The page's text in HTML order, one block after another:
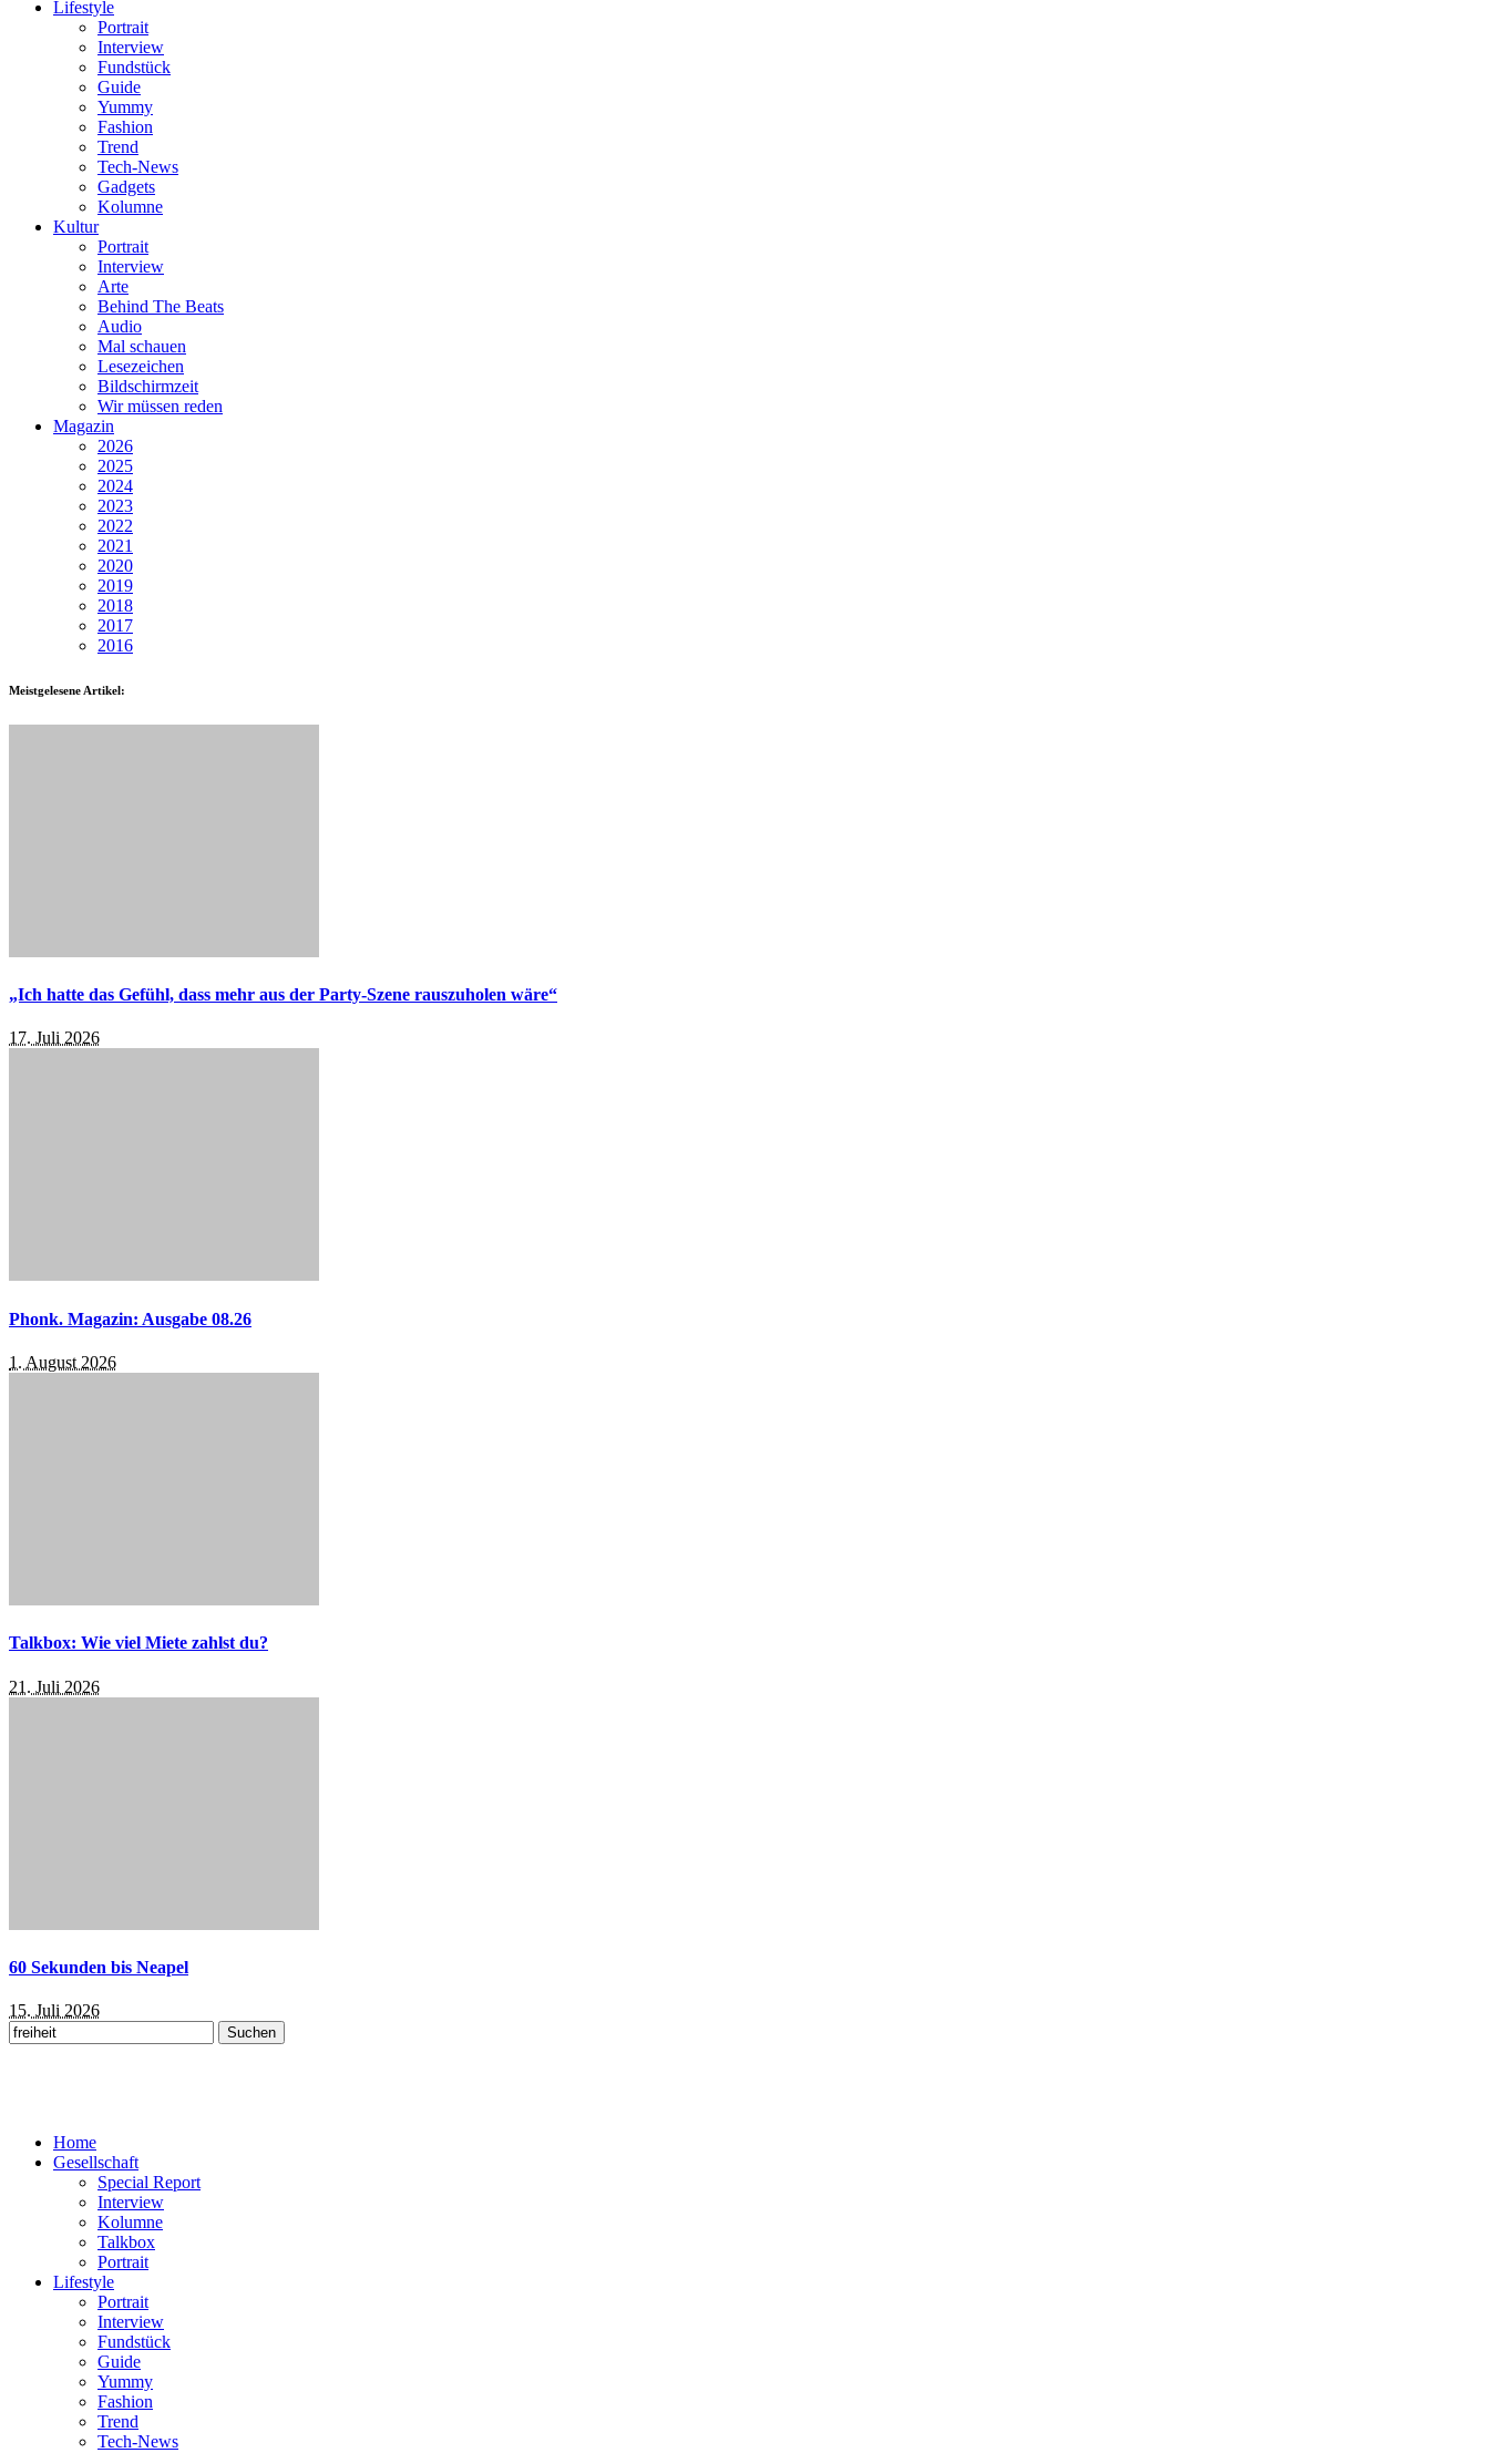
Lifestyle
Portrait
Interview
Fundstück
Guide
Yummy
Fashion
Trend
Tech-News
Gadgets
Kolumne
Kultur
Portrait
Interview
Arte
Behind The Beats
Audio
Mal schauen
Lesezeichen
Bildschirmzeit
Wir müssen reden
Magazin
2026
2025
2024
2023
2022
2021
2020
2019
2018
2017
2016
Meistgelesene Artikel:
„Ich hatte das Gefühl, dass mehr aus der Party-Szene rauszuholen wäre“
17. Juli 2026
Phonk. Magazin: Ausgabe 08.26
1. August 2026
Talkbox: Wie viel Miete zahlst du?
21. Juli 2026
60 Sekunden bis Neapel
15. Juli 2026
Suchen
nach:
Home
Gesellschaft
Special Report
Interview
Kolumne
Talkbox
Portrait
Lifestyle
Portrait
Interview
Fundstück
Guide
Yummy
Fashion
Trend
Tech-News